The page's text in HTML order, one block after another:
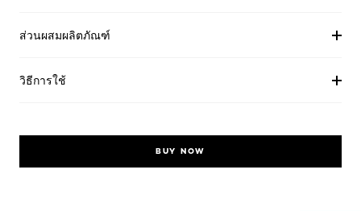
ส่วนผสมผลิตภัณฑ์
วิธีการใช้
BUY NOW